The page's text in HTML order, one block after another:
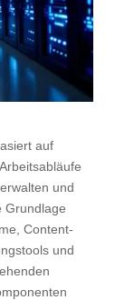
auf
und
Grundlage
Content-
und